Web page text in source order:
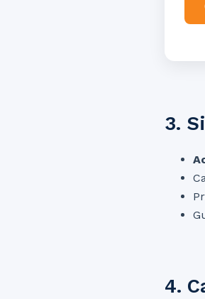
3.
4.